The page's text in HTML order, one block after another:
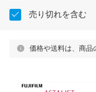
売り切れを含む
価格や送料は、商品